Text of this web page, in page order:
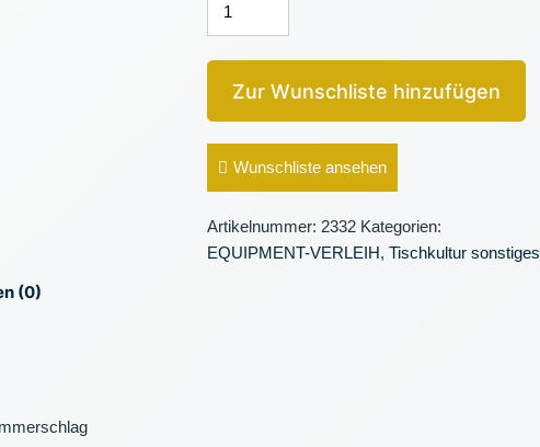
Zur Wunschliste hinzufügen
Wunschliste ansehen
Artikelnummer: 2332 Kategorien:
EQUIPMENT-VERLEIH, Tischkultur sonstiges
(0)